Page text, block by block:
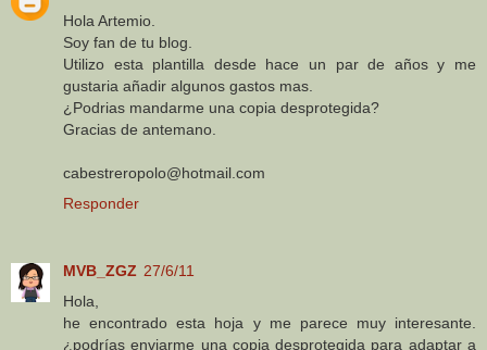
Hola Artemio.
Soy fan de tu blog.
Utilizo esta plantilla desde hace un par de años y me
gustaria añadir algunos gastos mas.
¿Podrias mandarme una copia desprotegida?
Gracias de antemano.
cabestreropolo@hotmail.com
Responder
MVB_ZGZ 27/6/11
Hola,
he encontrado esta hoja y me parece muy interesante.
¿podrías enviarme una copia desprotegida para adaptar a